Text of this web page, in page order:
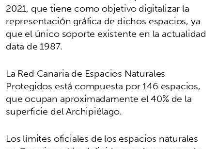
2021, que tiene como objetivo digitalizar la
representación gráfica de dichos espacios, ya
que el único soporte existente en la actualidad
data de 1987.
La Red Canaria de Espacios Naturales
Protegidos está compuesta por 146 espacios,
que ocupan aproximadamente el 40% de la
superficie del Archipiélago.
Los límites oficiales de los espacios naturales